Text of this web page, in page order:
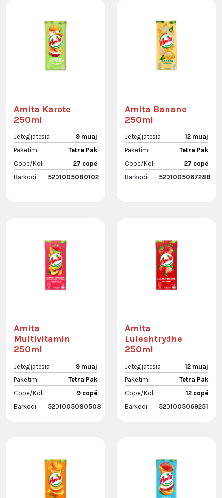
Amita Karote
250ml
Jetëgjatësia
9 muaj
Paketimi
Tetra Pak
Cope/Koli
27 copë
Barkodi:
5201005080102
Amita Banane
250ml
Jetëgjatësia
12 muaj
Paketimi
Tetra Pak
Cope/Koli
27 copë
Barkodi:
5201005067288
Amita
Multivitamin
250ml
Jetëgjatësia
9 muaj
Paketimi
Tetra Pak
Cope/Koli
9 copë
Barkodi:
5201005080508
Amita
Luleshtrydhe
250ml
Jetëgjatësia
12 muaj
Paketimi
Tetra Pak
Cope/Koli
12 copë
Barkodi:
5201005069251